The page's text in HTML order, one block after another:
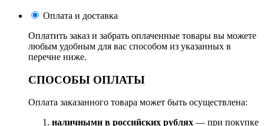
Оплата и доставка
Оплатить заказ и забрать оплаченные товары вы можете
любым удобным для вас способом из указанных в
перечне ниже.
СПОСОБЫ ОПЛАТЫ
Оплата заказанного товара может быть осуществлена:
наличными в российских рублях — при покупке